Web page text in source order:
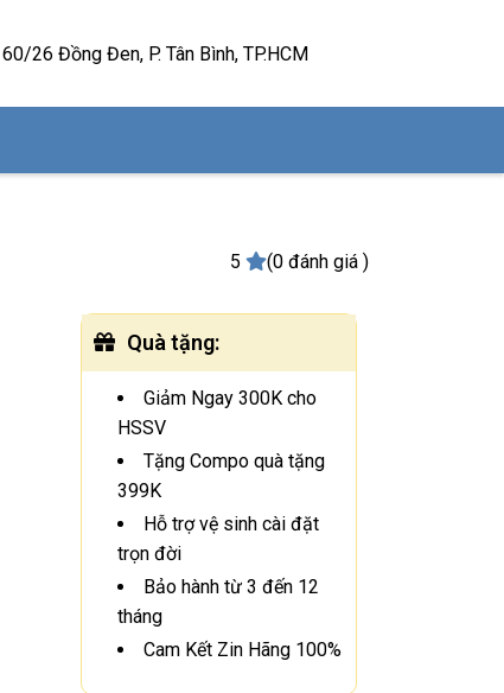
26 Đồng Đen, P. Tân Bình, TP.HCM
5 (0 đánh giá )
Quà tặng:
Giảm Ngay 300K cho
HSSV
Tặng Compo quà tặng
399K
Hỗ trợ vệ sinh cài đặt
trọn đời
Bảo hành từ 3 đến 12
tháng
Cam Kết Zin Hãng 100%